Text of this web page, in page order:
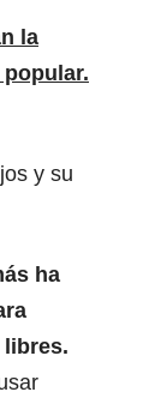
la
y su
ha
libres.